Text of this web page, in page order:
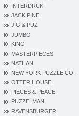
INTERDRUK
JACK PINE
JIG & PUZ
JUMBO
KING
MASTERPIECES
NATHAN
NEW YORK PUZZLE CO.
OTTER HOUSE
PIECES & PEACE
PUZZELMAN
RAVENSBURGER